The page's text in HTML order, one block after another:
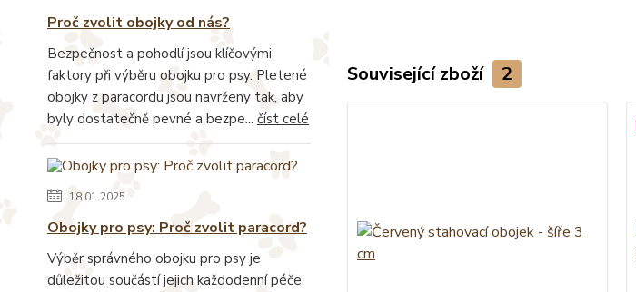
Proč zvolit obojky od nás?
Bezpečnost a pohodlí jsou klíčovými
faktory při výběru obojku pro psy. Pletené
obojky z paracordu jsou navrženy tak, aby
byly dostatečně pevné a bezpe... číst celé
18.01.2025
Obojky pro psy: Proč zvolit paracord?
Výběr správného obojku pro psy je
důležitou součástí jejich každodenní péče.
Související zboží 2